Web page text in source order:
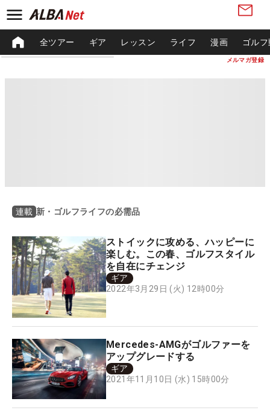
メルマガ登録
全ツアー ギア レッスン ライフ 漫画 ゴル
連載 新・ゴルフライフの必需品
ストイックに攻める、ハッピーに
楽しむ。この春、ゴルフスタイル
を自在にチェンジ
ギア
2022年3月29日 (火) 12時00分
Mercedes-AMGがゴルファーを
アップグレードする
ギア
2021年11月10日 (水) 15時00分